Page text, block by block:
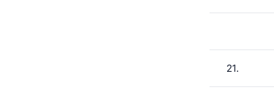
21.